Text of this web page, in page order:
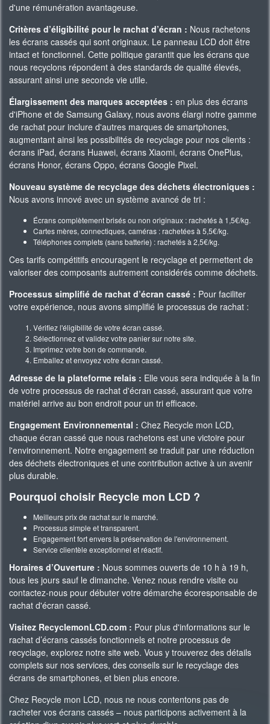
d'une rémunération avantageuse.
Critères d’éligibilité pour le rachat d’écran : Nous rachetons
les écrans cassés qui sont originaux. Le panneau LCD doit être
intact et fonctionnel. Cette politique garantit que les écrans que
nous recyclons répondent à des standards de qualité élevés,
assurant ainsi une seconde vie utile.
Élargissement des marques acceptées : en plus des écrans
d'iPhone et de Samsung Galaxy, nous avons élargi notre gamme
de rachat pour inclure d'autres marques de smartphones,
augmentant ainsi les possibilités de recyclage pour nos clients :
écrans iPad, écrans Huawei, écrans Xiaomi, écrans OnePlus,
écrans Honor, écrans Oppo, écrans Google Pixel.
Nouveau système de recyclage des déchets électroniques :
Nous avons innové avec un système avancé de tri :
Écrans complètement brisés ou non originaux : rachetés à 1,5€/kg.
Cartes mères, connectiques, caméras : rachetées à 5,5€/kg.
Téléphones complets (sans batterie) : rachetés à 2,5€/kg.
Ces tarifs compétitifs encouragent le recyclage et permettent de
valoriser des composants autrement considérés comme déchets.
Processus simplifié de rachat d’écran cassé : Pour faciliter
votre expérience, nous avons simplifié le processus de rachat :
Vérifiez l'éligibilité de votre écran cassé.
Sélectionnez et validez votre panier sur notre site.
Imprimez votre bon de commande.
Emballez et envoyez votre écran cassé.
Adresse de la plateforme relais : Elle vous sera indiquée à la fin
de votre processus de rachat d'écran cassé, assurant que votre
matériel arrive au bon endroit pour un tri efficace.
Engagement Environnemental : Chez Recycle mon LCD,
chaque écran cassé que nous rachetons est une victoire pour
l'environnement. Notre engagement se traduit par une réduction
des déchets électroniques et une contribution active à un avenir
plus durable.
Pourquoi choisir Recycle mon LCD ?
Meilleurs prix de rachat sur le marché.
Processus simple et transparent.
Engagement fort envers la préservation de l'environnement.
Service clientèle exceptionnel et réactif.
Horaires d’Ouverture : Nous sommes ouverts de 10 h à 19 h,
tous les jours sauf le dimanche. Venez nous rendre visite ou
contactez-nous pour débuter votre démarche écoresponsable de
rachat d'écran cassé.
Visitez RecyclemonLCD.com : Pour plus d'informations sur le
rachat d’écrans cassés fonctionnels et notre processus de
recyclage, explorez notre site web. Vous y trouverez des détails
complets sur nos services, des conseils sur le recyclage des
écrans de smartphones, et bien plus encore.
Chez Recycle mon LCD, nous ne nous contentons pas de
racheter vos écrans cassés – nous participons activement à la